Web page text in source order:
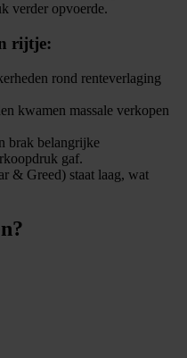
verder opvoerde.
rijtje:
rond renteverlaging
kwamen massale verkopen
brak belangrijke
gaf.
& Greed) staat laag, wat